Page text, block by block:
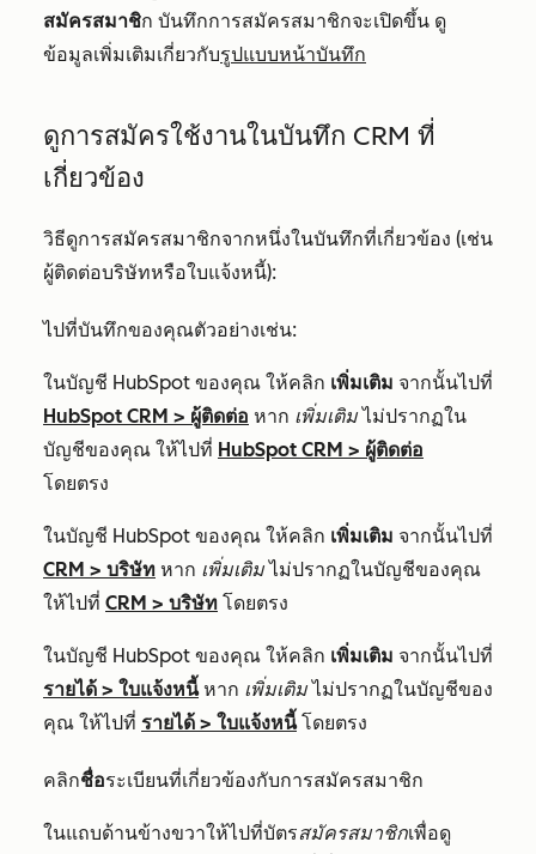
สมัครสมาชิก บันทึกการสมัครสมาชิกจะเปิดขึ้น ดู
ข้อมูลเพิ่มเติมเกี่ยวกับรูปแบบหน้าบันทึก
ดูการสมัครใช้งานในบันทึก CRM ที่
เกี่ยวข้อง
วิธีดูการสมัครสมาชิกจากหนึ่งในบันทึกที่เกี่ยวข้อง (เช่น
ผู้ติดต่อบริษัทหรือใบแจ้งหนี้):
ไปที่บันทึกของคุณตัวอย่างเช่น:
ในบัญชี HubSpot ของคุณ ให้คลิก เพิ่มเติม จากนั้นไปที่
HubSpot CRM > ผู้ติดต่อ หาก เพิ่มเติมไม่ปรากฏใน
บัญชีของคุณ ให้ไปที่ HubSpot CRM > ผู้ติดต่อ
โดยตรง
ในบัญชี HubSpot ของคุณ ให้คลิก เพิ่มเติม จากนั้นไปที่
CRM > บริษัท หาก เพิ่มเติมไม่ปรากฏในบัญชีของคุณ
ให้ไปที่ CRM > บริษัท โดยตรง
ในบัญชี HubSpot ของคุณ ให้คลิก เพิ่มเติม จากนั้นไปที่
รายได้ > ใบแจ้งหนี้หาก เพิ่มเติมไม่ปรากฏในบัญชีของ
คุณ ให้ไปที่ รายได้ > ใบแจ้งหนี้โดยตรง
คลิกชื่อระเบียนที่เกี่ยวข้องกับการสมัครสมาชิก
ในแถบด้านข้างขวาให้ไปที่บัตรสมัครสมาชิกเพื่อดู